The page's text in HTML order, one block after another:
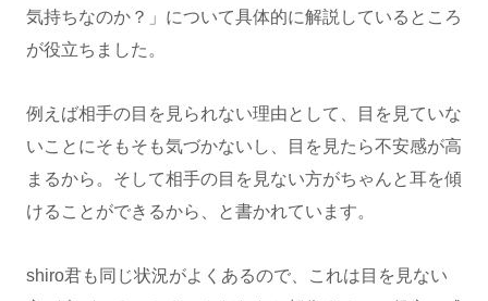
気持ちなのか？」について具体的に解説しているところ
が役立ちました。
例えば相手の目を見られない理由として、目を見ていな
いことにそもそも気づかないし、目を見たら不安感が高
まるから。そして相手の目を見ない方がちゃんと耳を傾
けることができるから、と書かれています。
shiro君も同じ状況がよくあるので、これは目を見ない